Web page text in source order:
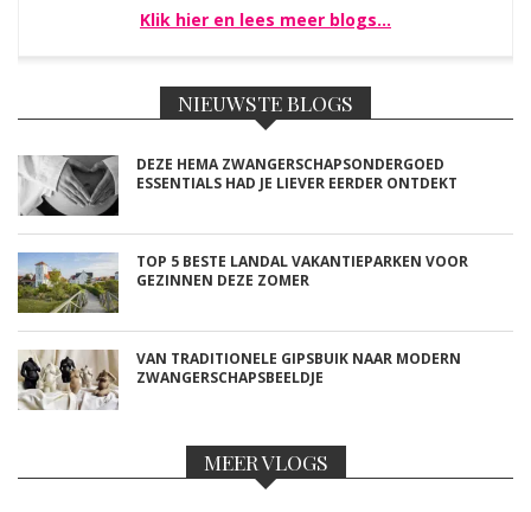
Klik hier en lees meer blogs…
NIEUWSTE BLOGS
DEZE HEMA ZWANGERSCHAPSONDERGOED
ESSENTIALS HAD JE LIEVER EERDER ONTDEKT
TOP 5 BESTE LANDAL VAKANTIEPARKEN VOOR
GEZINNEN DEZE ZOMER
VAN TRADITIONELE GIPSBUIK NAAR MODERN
ZWANGERSCHAPSBEELDJE
MEER VLOGS